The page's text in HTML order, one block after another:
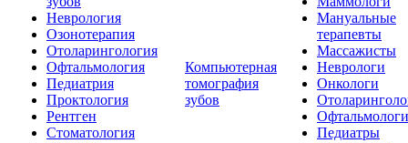
Неврология
Озонотерапия
Отоларингология
Офтальмология
Педиатрия
Проктология
Рентген
Стоматология
Компьютерная
томография
зубов
Мануальные
терапевты
Массажисты
Неврологи
Онкологи
Офтальмологи
Педиатры